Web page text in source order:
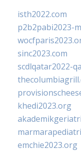
isth2022.com
p2b2pabi2023-
sinc2023.com
scdlqatar2022-
khedi2023.org
emchie2023.org